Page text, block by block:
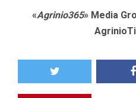
«Agrinio365» Media